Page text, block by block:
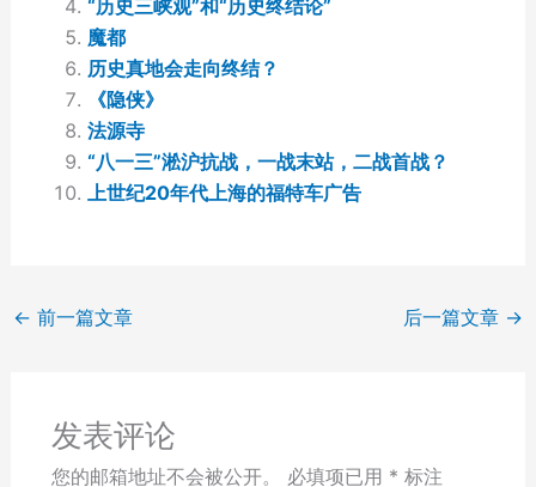
“历史三峡观”和“历史终结论”
魔都
历史真地会走向终结？
《隐侠》
法源寺
“八一三”淞沪抗战，一战末站，二战首战？
上世纪20年代上海的福特车广告
← 前一篇文章 后一篇文章 →
发表评论
您的邮箱地址不会被公开。 必填项已用 * 标注